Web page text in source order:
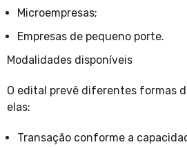
Microempresas;
Empresas de pequeno porte.
Modalidades disponíveis
O edital prevê diferentes formas
elas:
Transação conforme a